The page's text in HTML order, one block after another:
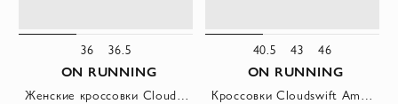
36 36.5
ON RUNNING
40.5 43 46
ON RUNNING